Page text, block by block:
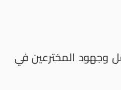
وجهود المخترعين في